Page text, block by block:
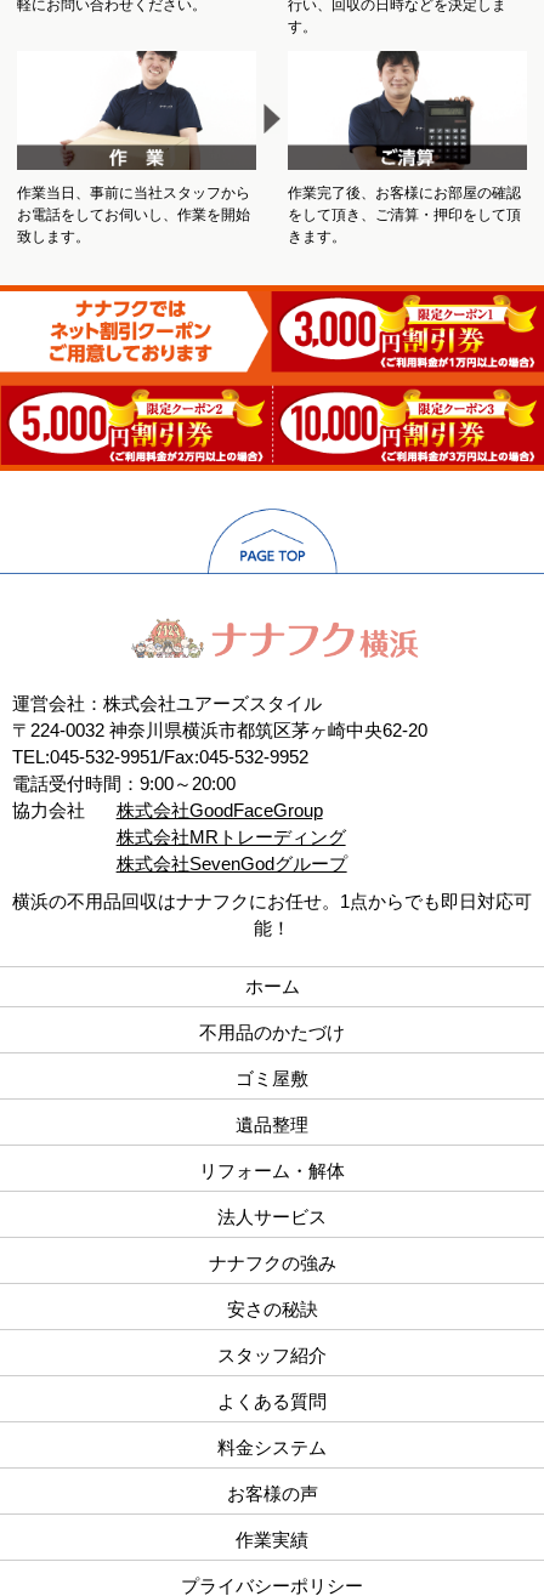
軽にお問い合わせください。
行い、回収の日時などを決定しま
す。
作業当日、事前に当社スタッフから
お電話をしてお伺いし、作業を開始
致します。
作業完了後、お客様にお部屋の確認
をして頂き、ご清算・押印をして頂
きます。
運営会社：株式会社ユアーズスタイル
〒224-0032 神奈川県横浜市都筑区茅ヶ崎中央62-20
TEL:045-532-9951/Fax:045-532-9952
電話受付時間：9:00～20:00
協力会社
株式会社GoodFaceGroup
株式会社MRトレーディング
株式会社SevenGodグループ
横浜の不用品回収はナナフクにお任せ。1点からでも即日対応可
能！
ホーム
不用品のかたづけ
ゴミ屋敷
遺品整理
リフォーム・解体
法人サービス
ナナフクの強み
安さの秘訣
スタッフ紹介
よくある質問
料金システム
お客様の声
作業実績
プライバシーポリシー